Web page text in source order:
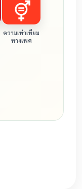
ความเท่าเทียม
ทางเพศ